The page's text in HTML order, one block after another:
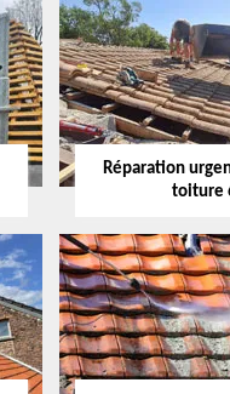
Réparation
toiture